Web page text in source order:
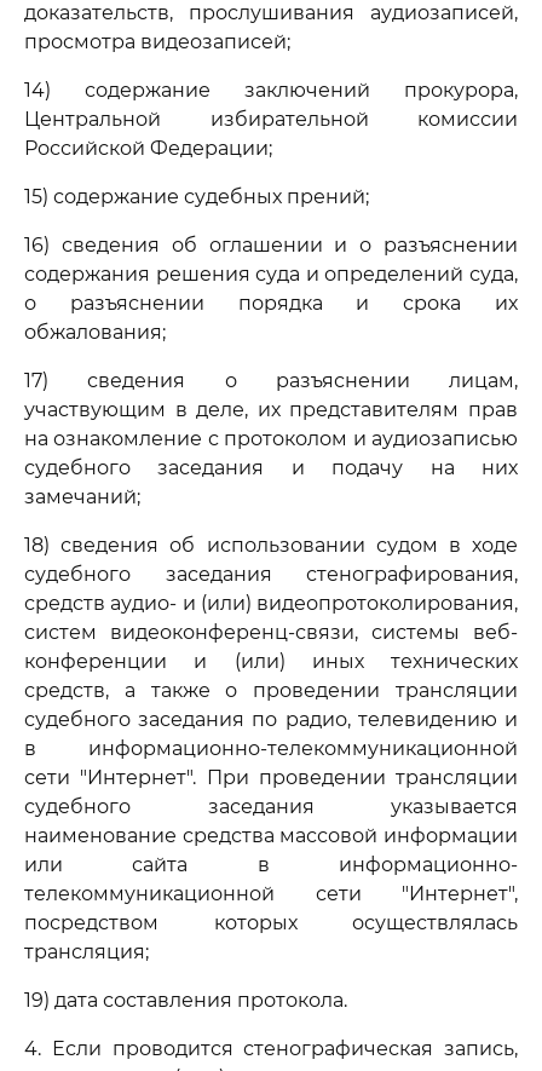
доказательств, прослушивания аудиозаписей,
просмотра видеозаписей;
14) содержание заключений прокурора,
Центральной избирательной комиссии
Российской Федерации;
15) содержание судебных прений;
16) сведения об оглашении и о разъяснении
содержания решения суда и определений суда,
о разъяснении порядка и срока их
обжалования;
17) сведения о разъяснении лицам,
участвующим в деле, их представителям прав
на ознакомление с протоколом и аудиозаписью
судебного заседания и подачу на них
замечаний;
18) сведения об использовании судом в ходе
судебного заседания стенографирования,
средств аудио- и (или) видеопротоколирования,
систем видеоконференц-связи, системы веб-
конференции и (или) иных технических
средств, а также о проведении трансляции
судебного заседания по радио, телевидению и
в информационно-телекоммуникационной
сети "Интернет". При проведении трансляции
судебного заседания указывается
наименование средства массовой информации
или сайта в информационно-
телекоммуникационной сети "Интернет",
посредством которых осуществлялась
трансляция;
19) дата составления протокола.
4. Если проводится стенографическая запись,